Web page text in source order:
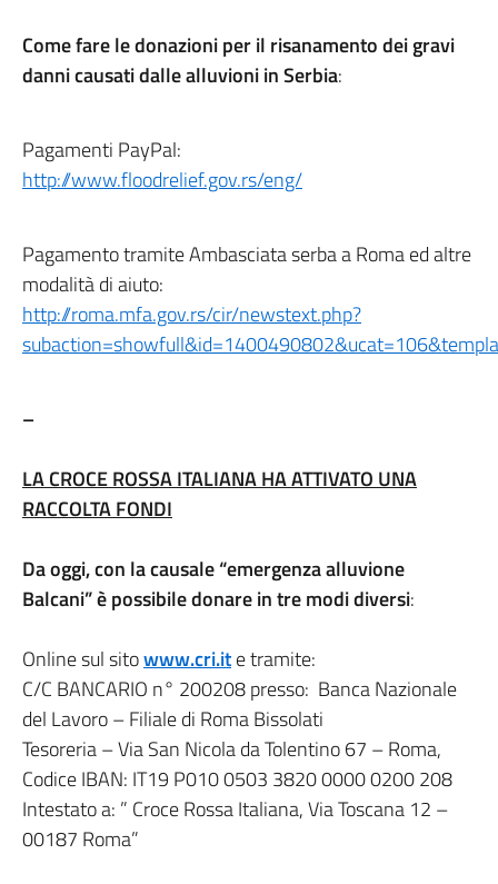
Come fare le donazioni per il risanamento dei gravi
danni causati dalle alluvioni in Serbia:
Pagamenti PayPal:
http://www.floodrelief.gov.rs/eng/
Pagamento tramite Ambasciata serba a Roma ed altre
modalità di aiuto:
http://roma.mfa.gov.rs/cir/newstext.php?
–
LA CROCE ROSSA ITALIANA HA ATTIVATO UNA
RACCOLTA FONDI
Da oggi, con la causale “emergenza alluvione
Balcani” è possibile donare in tre modi diversi:
Online sul sitowww.cri.ite tramite:
C/C BANCARIO n° 200208 presso: Banca Nazionale
del Lavoro – Filiale di Roma Bissolati
Tesoreria – Via San Nicola da Tolentino 67 – Roma,
Codice IBAN: IT19 P010 0503 3820 0000 0200 208
Intestato a: ” Croce Rossa Italiana, Via Toscana 12 –
00187 Roma”